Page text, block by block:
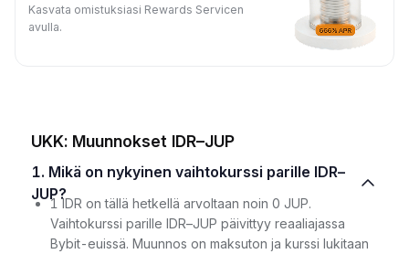
Kasvata omistuksiasi Rewards Servicen
avulla.
UKK: Muunnokset IDR–JUP
1. Mikä on nykyinen vaihtokurssi parille IDR–
JUP?
1 IDR on tällä hetkellä arvoltaan noin 0 JUP.
Vaihtokurssi parille IDR–JUP päivittyy reaaliajassa
Bybit-euissä. Muunnos on maksuton ja kurssi lukitaan